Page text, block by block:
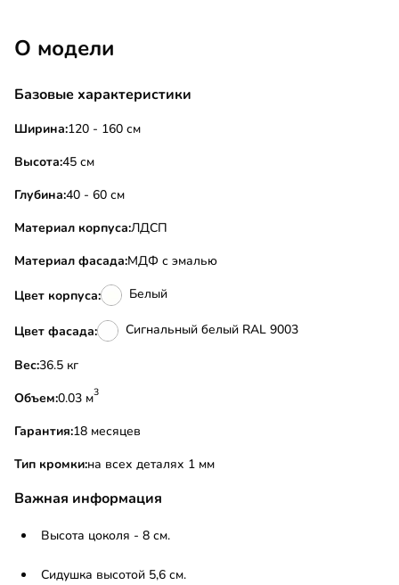
О модели
Базовые характеристики
Ширина:120 - 160 см
Высота:45 см
Глубина:40 - 60 см
Материал корпуса:ЛДСП
Материал фасада:МДФ с эмалью
Цвет корпуса: Белый
Цвет фасада: Сигнальный белый RAL 9003
Вес:
36.5 кг
Объем:
0.03 м3
Гарантия:18 месяцев
Тип кромки:на всех деталях 1 мм
Важная информация
Высота цоколя - 8 см.
Сидушка высотой 5,6 см.